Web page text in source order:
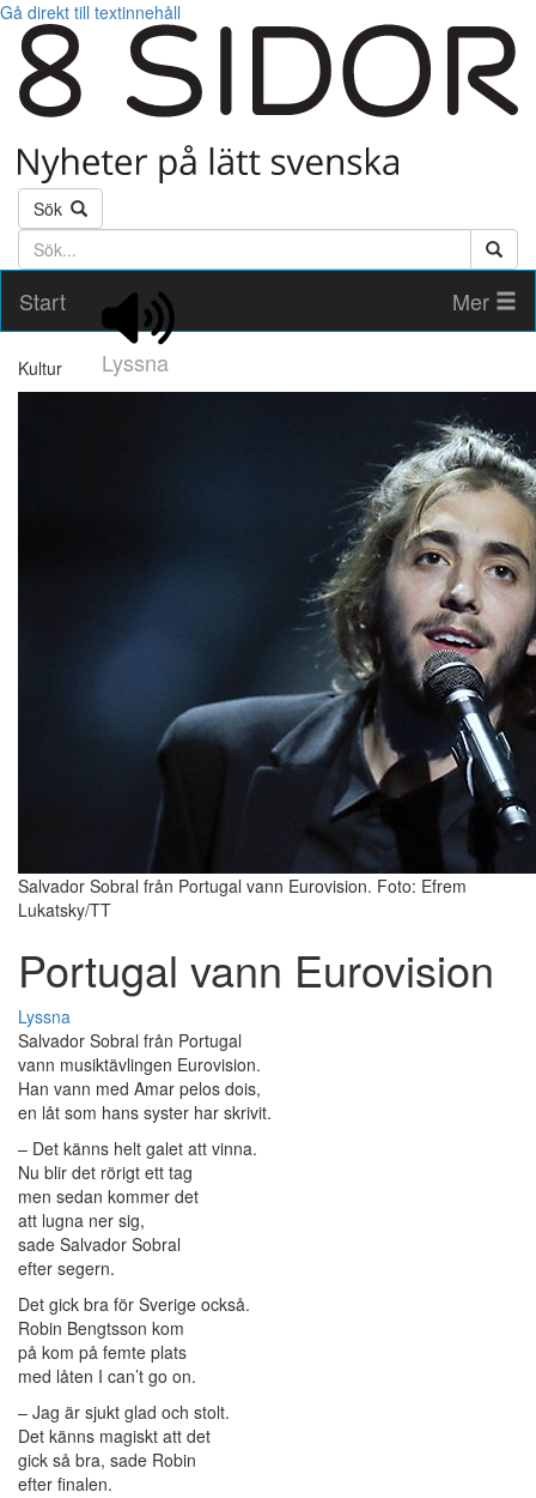
Gå direkt till textinnehåll
Sök
Söktext
Start
Lyssna
Mer
Kultur
Salvador Sobral från Portugal vann Eurovision. Foto: Efrem
Lukatsky/TT
Portugal vann Eurovision
Lyssna
Salvador Sobral från Portugal
vann musiktävlingen Eurovision.
Han vann med Amar pelos dois,
en låt som hans syster har skrivit.
– Det känns helt galet att vinna.
Nu blir det rörigt ett tag
men sedan kommer det
att lugna ner sig,
sade Salvador Sobral
efter segern.
Det gick bra för Sverige också.
Robin Bengtsson kom
på kom på femte plats
med låten I can’t go on.
– Jag är sjukt glad och stolt.
Det känns magiskt att det
gick så bra, sade Robin
efter finalen.